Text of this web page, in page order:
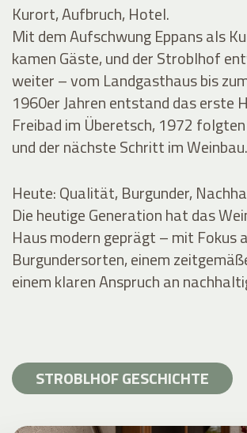
Kurort, Aufbruch, Hotel.
Mit dem Aufschwung Eppans als
kamen Gäste, und der Stroblhof
weiter – vom Landgasthaus bis
1960er Jahren entstand das erste
Freibad im Überetsch, 1972
und der nächste Schritt im Weinbau.
Heute: Qualität, Burgunder,
Die heutige Generation hat das
Haus modern geprägt – mit Fokus
Burgundersorten, einem
einem klaren Anspruch an
STROBLHOF GESCHICHTE